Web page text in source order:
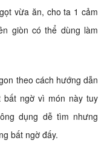
vừa ăn, cho ta 1 cảm
giòn có thể dùng làm
theo cách hướng dẫn
ngờ vì món này tuy
dụng dễ tìm nhưng
bất ngờ đấy.